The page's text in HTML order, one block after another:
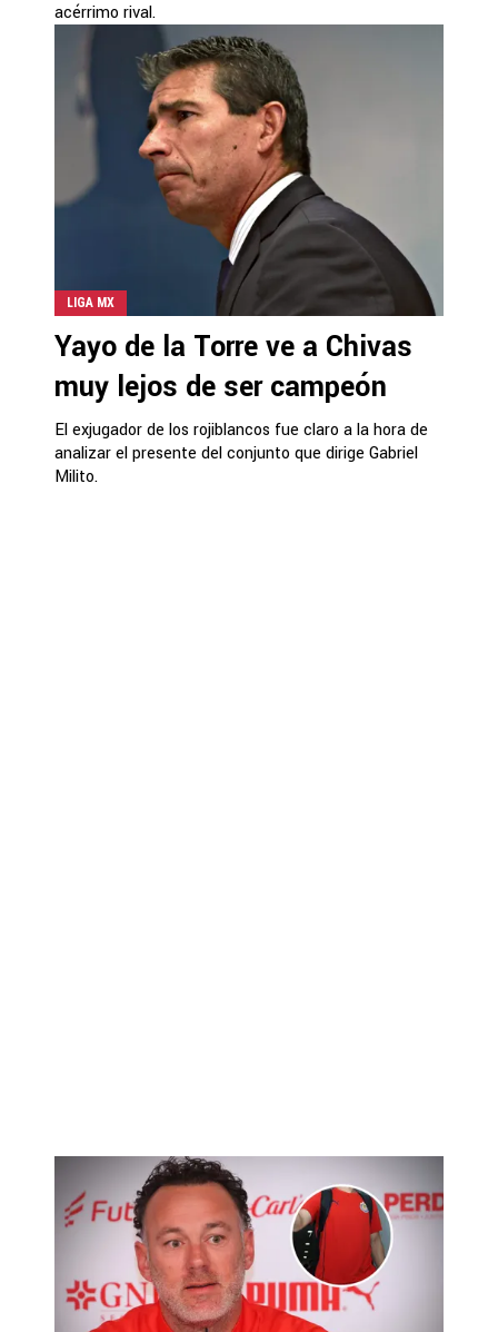
acérrimo rival.
LIGA MX
Yayo de la Torre ve a Chivas
muy lejos de ser campeón
El exjugador de los rojiblancos fue claro a la hora de
analizar el presente del conjunto que dirige Gabriel
Milito.